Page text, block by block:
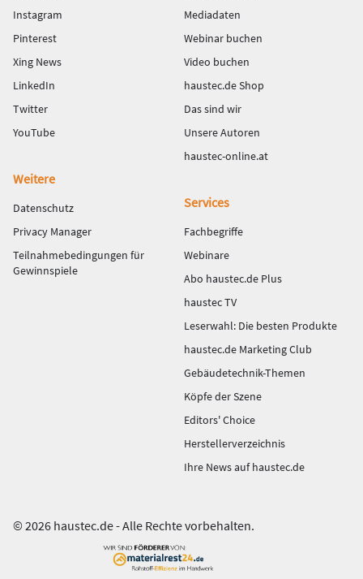
Instagram
Pinterest
Xing News
LinkedIn
Twitter
YouTube
Mediadaten
Webinar buchen
Video buchen
haustec.de Shop
Das sind wir
Unsere Autoren
haustec-online.at
Weitere
Datenschutz
Privacy Manager
Teilnahmebedingungen für
Gewinnspiele
Services
Fachbegriffe
Webinare
Abo haustec.de Plus
haustec TV
Leserwahl: Die besten Produkte
haustec.de Marketing Club
Gebäudetechnik-Themen
Köpfe der Szene
Editors' Choice
Herstellerverzeichnis
Ihre News auf haustec.de
© 2026 haustec.de - Alle Rechte vorbehalten.